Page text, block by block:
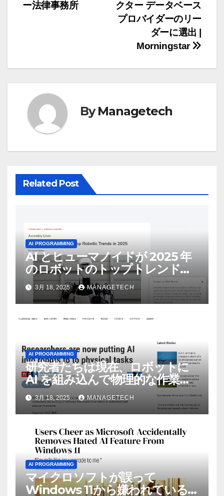
ゲ
シ
ョ
ン
クター データベース
プロバイダーのリー
ダーに選出 |
Morningstar
ー法律事務所
ByManagetech
Related Post
AI PROGRAMMING
AI とヒューマノイドが 2025 年
のロボットのトップトレンドに |
ASSEMBLY
3月 18, 2025 MANAGETECH
AI PROGRAMMING
研究者たちは現在、ロボットに
AI を組み込んで物理的な作業を
実行させている | ノーザン パブ
リック ラジオ: WNIJ および
WNIU
3月 18, 2025 MANAGETECH
AI PROGRAMMING
マイクロソフトが誤って
Windows 11から嫌われている